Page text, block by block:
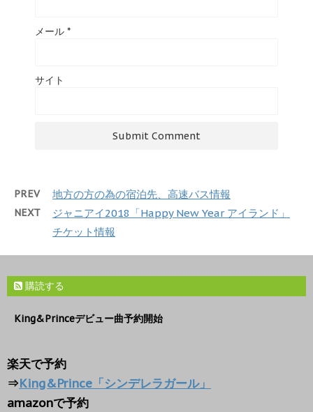
メール *
サイト
PREV 地方の方の為の宿泊先、高速バス情報
NEXT
ジャニアイ2018「Happy New Year アイランド」
チケット情報
購読する
King&Princeデビュー曲予約開始
楽天で予約
⇒King&Prince「シンデレラガール」
amazonで予約